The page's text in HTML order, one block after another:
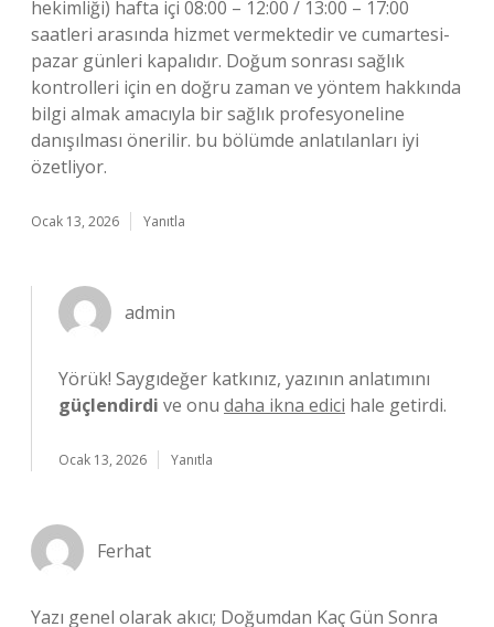
hekimliği) hafta içi 08:00 – 12:00 / 13:00 – 17:00
saatleri arasında hizmet vermektedir ve cumartesi-
pazar günleri kapalıdır. Doğum sonrası sağlık
kontrolleri için en doğru zaman ve yöntem hakkında
bilgi almak amacıyla bir sağlık profesyoneline
danışılması önerilir. bu bölümde anlatılanları iyi
özetliyor.
Ocak 13, 2026 Yanıtla
admin
Yörük! Saygıdeğer katkınız, yazının anlatımını
güçlendirdi ve onu daha ikna edici hale getirdi.
Ocak 13, 2026 Yanıtla
Ferhat
Yazı genel olarak akıcı; Doğumdan Kaç Gün Sonra